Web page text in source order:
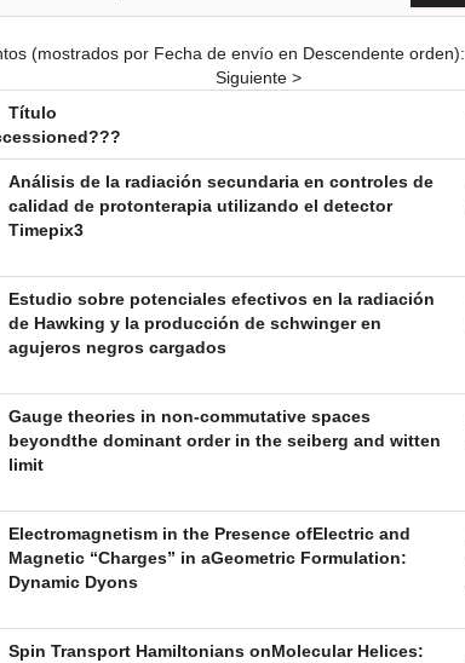
(mostrados por Fecha de envío en Descendente
Siguiente >
Título
Análisis de la radiación secundaria en controles de
calidad de protonterapia utilizando el detector
Timepix3
Estudio sobre potenciales efectivos en la radiación
de Hawking y la producción de schwinger en
agujeros negros cargados
Gauge theories in non-commutative spaces
beyondthe dominant order in the seiberg and witten
limit
Electromagnetism in the Presence ofElectric and
Magnetic “Charges” in aGeometric Formulation:
Dynamic Dyons
Spin Transport Hamiltonians onMolecular Helices: